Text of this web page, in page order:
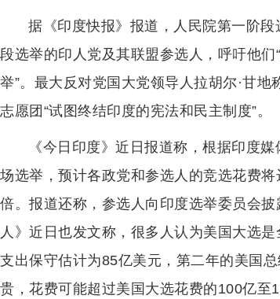
据《印度快报》报道，人民院第一阶
段选举的印人党及其联盟参选人，呼吁他
举”。最大反对党国大党领导人拉胡尔·甘
志愿团“试图终结印度的宪法和民主制度”。
《今日印度》近日报道称，根据印度
场选举，预计各政党和参选人的竞选花费
倍。报道还称，参选人向印度选举委员会
人》近日也发文称，很多人认为美国大选
支出保守估计为85亿美元，第二年的美国
贵，花费可能超过美国大选花费的100亿至